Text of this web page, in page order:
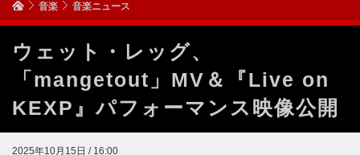
音楽 音楽ニュース
ウェット・レッグ、
「mangetout」MV＆『Live on
KEXP』パフォーマンス映像公開
2025年10月15日 / 16:00